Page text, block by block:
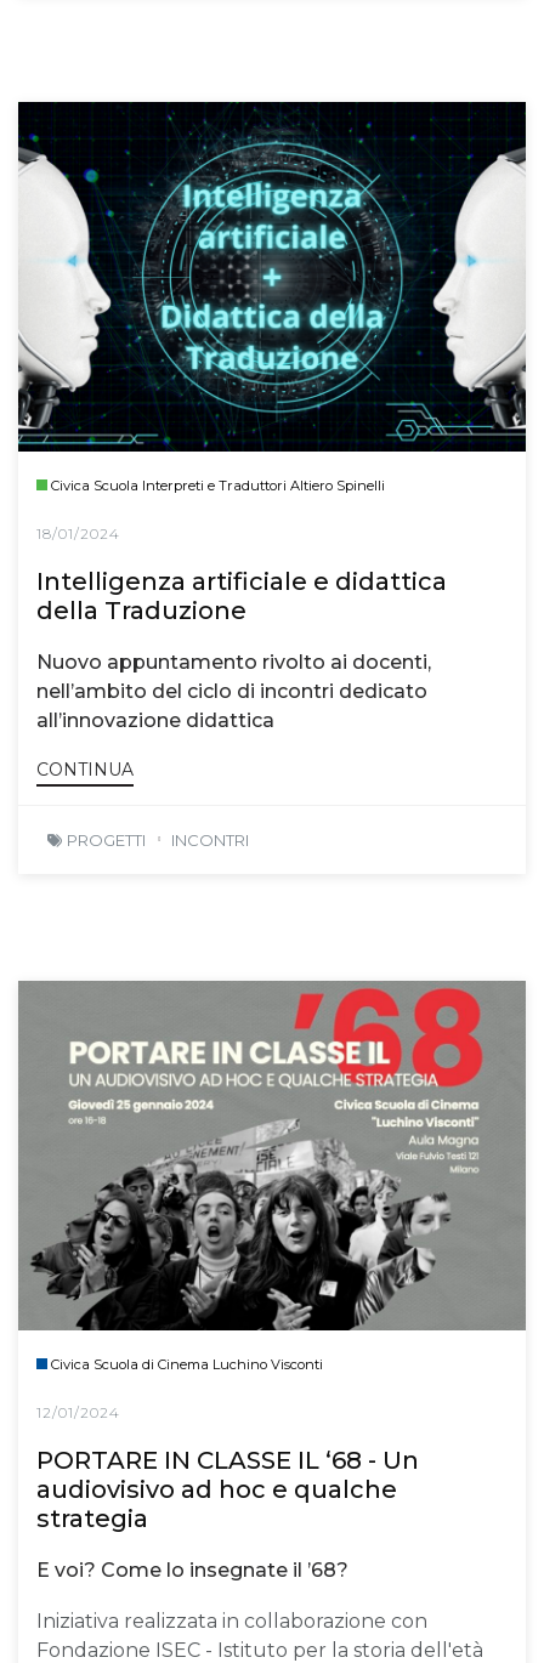
Civica Scuola Interpreti e Traduttori Altiero Spinelli
18/01/2024
Intelligenza artificiale e didattica
della Traduzione
Nuovo appuntamento rivolto ai docenti,
nell’ambito del ciclo di incontri dedicato
all’innovazione didattica
CONTINUA
PROGETTI INCONTRI
Civica Scuola di Cinema Luchino Visconti
12/01/2024
PORTARE IN CLASSE IL ‘68 - Un
audiovisivo ad hoc e qualche
strategia
E voi? Come lo insegnate il ’68?
Iniziativa realizzata in collaborazione con
Fondazione ISEC - Istituto per la storia dell'età